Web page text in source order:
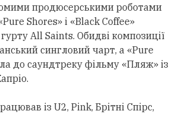
продюсерськими роботами
Shores» і «Black Coffee»
All Saints. Обидві композиції
сингловий чарт, а «Pure
до саундтреку фільму «Пляж» із
із U2, Pink, Брітні Спірс,